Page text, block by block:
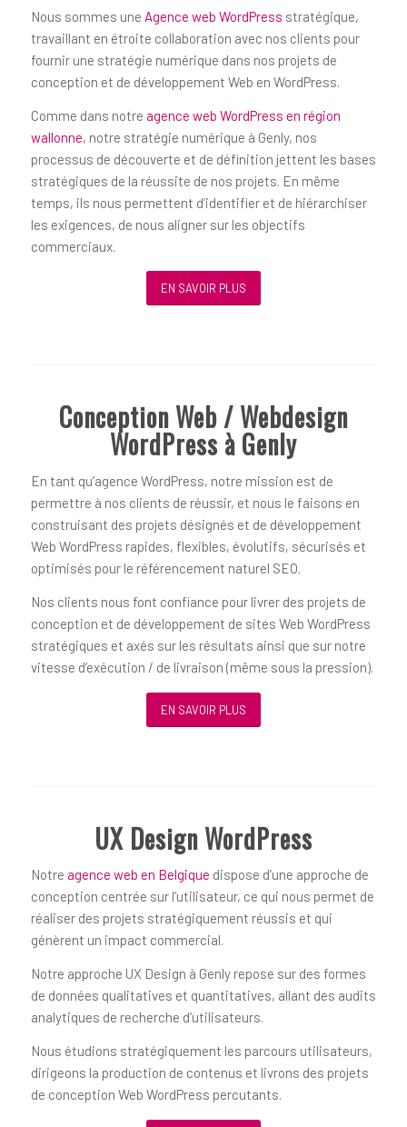
Nous sommes une Agence web WordPress stratégique,
travaillant en étroite collaboration avec nos clients pour
fournir une stratégie numérique dans nos projets de
conception et de développement Web en WordPress.
Comme dans notre agence web WordPress en région
wallonne, notre stratégie numérique à Genly, nos
processus de découverte et de définition jettent les bases
stratégiques de la réussite de nos projets. En même
temps, ils nous permettent d’identifier et de hiérarchiser
les exigences, de nous aligner sur les objectifs
commerciaux.
EN SAVOIR PLUS
Conception Web / Webdesign
WordPress à Genly
En tant qu’agence WordPress, notre mission est de
permettre à nos clients de réussir, et nous le faisons en
construisant des projets désignés et de développement
Web WordPress rapides, flexibles, évolutifs, sécurisés et
optimisés pour le référencement naturel SEO.
Nos clients nous font confiance pour livrer des projets de
conception et de développement de sites Web WordPress
stratégiques et axés sur les résultats ainsi que sur notre
vitesse d’exécution / de livraison (même sous la pression).
EN SAVOIR PLUS
UX Design WordPress
Notre agence web en Belgique dispose d’une approche de
conception centrée sur l’utilisateur, ce qui nous permet de
réaliser des projets stratégiquement réussis et qui
génèrent un impact commercial.
Notre approche UX Design à Genly repose sur des formes
de données qualitatives et quantitatives, allant des audits
analytiques de recherche d’utilisateurs.
Nous étudions stratégiquement les parcours utilisateurs,
dirigeons la production de contenus et livrons des projets
de conception Web WordPress percutants.